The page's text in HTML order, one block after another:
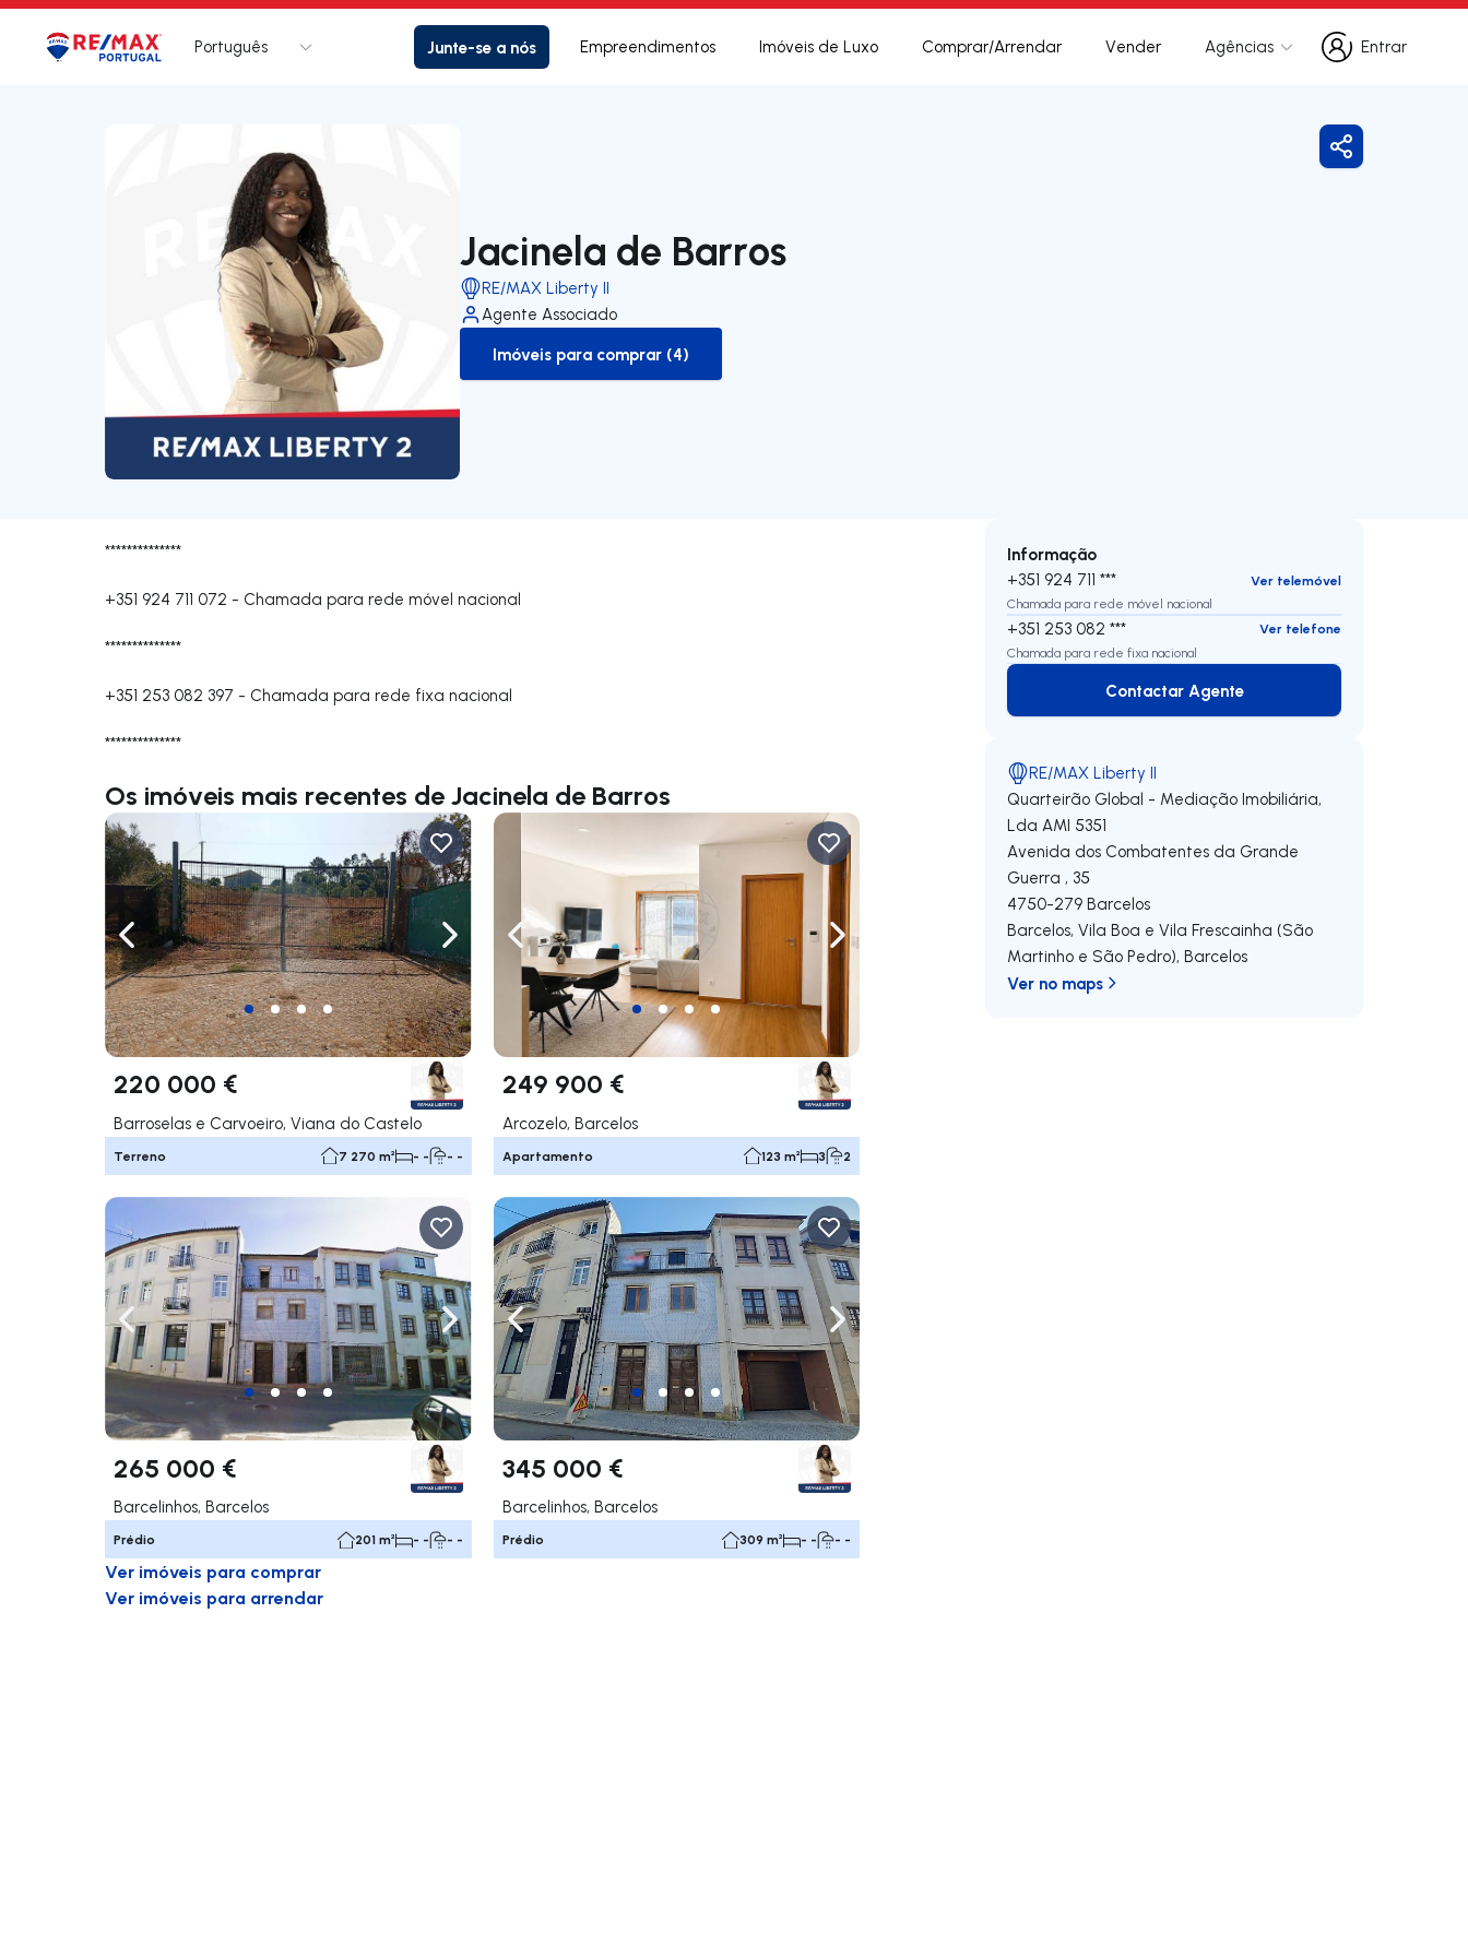
Logo Ir para página inicial
Português Junte-se a nós Empreendimentos Imóveis de Luxo Comprar/Arrendar Vender Agências
Entrar
Entrar
Jacinela de Barros
RE/MAX Liberty II
Agente Associado
to-buy-listing
Imóveis para comprar (4)
Partilhar
**************
+351 924 711 072 - Chamada para rede móvel nacional
**************
+351 253 082 397 - Chamada para rede fixa nacional
**************
Os imóveis mais recentes de Jacinela de Barros
Navegação para a esquerda Navegação para a direita
220 000 €
Barroselas e Carvoeiro, Viana do Castelo
Terreno 7 270 m² - - - -
Navegação para a esquerda Navegação para a direita
249 900 €
Arcozelo, Barcelos
Apartamento 123 m² 3 2
Navegação para a esquerda Navegação para a direita
265 000 €
Barcelinhos, Barcelos
Prédio 201 m² - - - -
Navegação para a esquerda Navegação para a direita
345 000 €
Barcelinhos, Barcelos
Prédio 309 m² - - - -
Ver imóveis para comprar
Ver imóveis para arrendar
Informação
+351 924 711 ***
Ver telemóvel
Chamada para rede móvel nacional
+351 253 082 ***
Ver telefone
Chamada para rede fixa nacional
Contactar Agente
Contactar Agente
RE/MAX Liberty II
Quarteirão Global - Mediação Imobiliária,
Lda AMI 5351
Avenida dos Combatentes da Grande
Guerra , 35
4750-279 Barcelos
Barcelos, Vila Boa e Vila Frescainha (São
Martinho e São Pedro),Barcelos
Ver no maps